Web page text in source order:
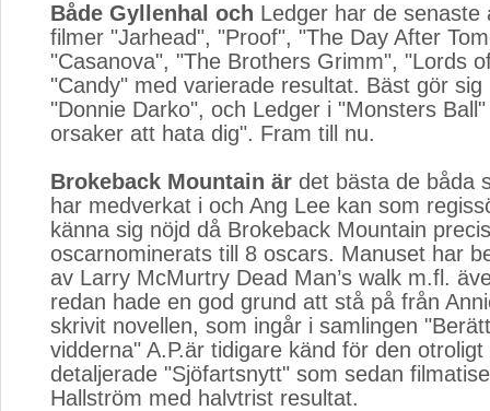
Både Gyllenhal och Ledger har de senaste
filmer "Jarhead", "Proof", "The Day After
"Casanova", "The Brothers Grimm", "Lords
"Candy" med varierade resultat. Bäst gör sig
"Donnie Darko", och Ledger i "Monsters
orsaker att hata dig". Fram till nu.
Brokeback Mountain är det bästa de båda
har medverkat i och Ang Lee kan som
känna sig nöjd då Brokeback Mountain precis
oscarnominerats till 8 oscars. Manuset har
av Larry McMurtry Dead Man’s walk m.fl.
redan hade en god grund att stå på från
skrivit novellen, som ingår i samlingen
vidderna" A.P.är tidigare känd för den
detaljerade "Sjöfartsnytt" som sedan
Hallström med halvtrist resultat.